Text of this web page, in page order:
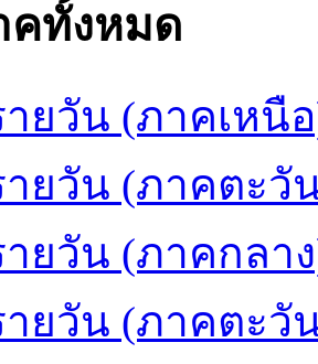
คทั้งหมด
ยวัน (ภาคเหนื
ยวัน (ภาคตะวั
ยวัน (ภาคกลา
ยวัน (ภาคตะวั